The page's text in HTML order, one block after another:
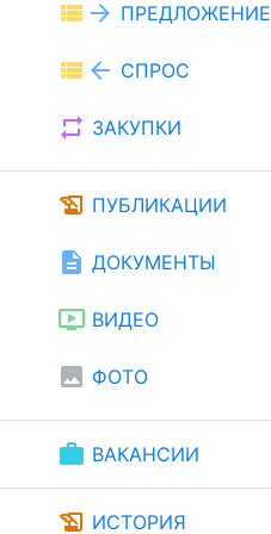
view_list arrow_forward ПРЕДЛОЖЕНИЕ
view_list arrow_back СПРОС
repeat ЗАКУПКИ
history_edu ПУБЛИКАЦИИ
description ДОКУМЕНТЫ
ondemand_video ВИДЕО
image ФОТО
work ВАКАНСИИ
history_edu ИСТОРИЯ